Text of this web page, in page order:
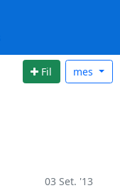
Fil mes
03 Set. '13